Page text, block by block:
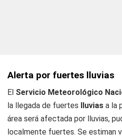
Alerta por fuertes lluvias
El Servicio Meteorológico
la llegada de fuertes lluvias a la
área será afectada por lluvias,
localmente fuertes. Se estiman